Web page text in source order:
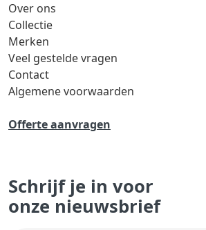
Over ons
Collectie
Merken
Veel gestelde vragen
Contact
Algemene voorwaarden
Offerte aanvragen
Schrijf je in voor
onze nieuwsbrief